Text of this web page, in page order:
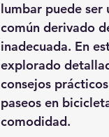
lumbar puede ser
común derivado
inadecuada. En
explorado
consejos
paseos en
comodidad.